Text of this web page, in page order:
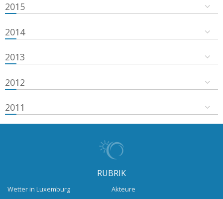
2015
2014
2013
2012
2011
RUBRIK
Wetter in Luxemburg
Akteure